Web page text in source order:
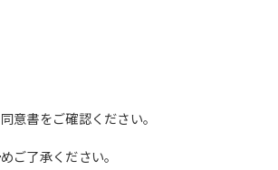
意書をご確認ください。
ご了承ください。
translated into
translation) to return to